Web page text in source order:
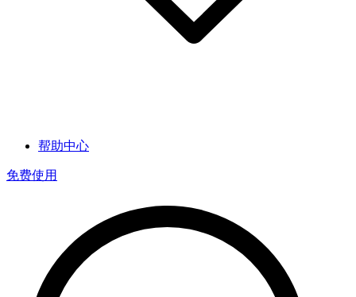
帮助中心
免费使用